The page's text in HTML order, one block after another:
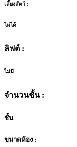
เลี้ยงสัตว์ :
ไม่ได้
ลิฟต์ :
ไม่มี
จำนวนชั้น :
ชั้น
ขนาดห้อง :